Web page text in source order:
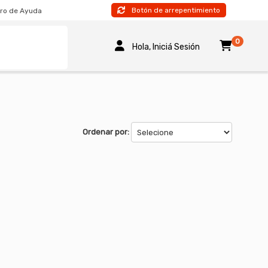
de Ayuda Botón de arrepentimiento
Hola, Iniciá Sesión
0
Ordenar por: